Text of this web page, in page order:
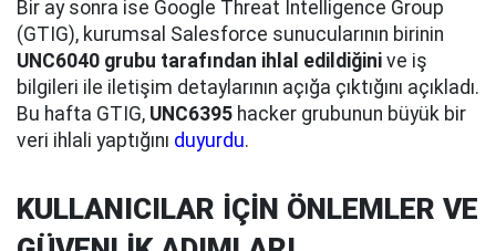
Bir ay sonra ise Google Threat Intelligence Group
(GTIG), kurumsal Salesforce sunucularının birinin
UNC6040 grubu tarafından ihlal edildiğini ve iş
bilgileri ile iletişim detaylarının açığa çıktığını açıkladı.
Bu hafta GTIG, UNC6395 hacker grubunun büyük bir
veri ihlali yaptığını duyurdu.
KULLANICILAR İÇİN ÖNLEMLER VE